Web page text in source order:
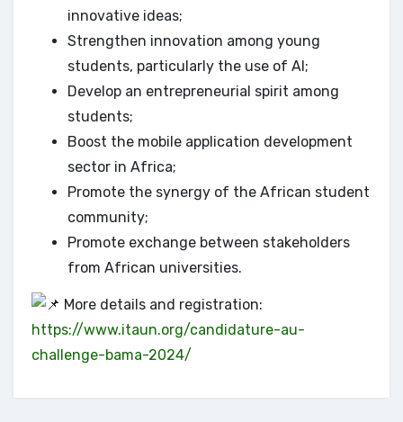
innovative ideas;
Strengthen innovation among young
students, particularly the use of AI;
Develop an entrepreneurial spirit among
students;
Boost the mobile application development
sector in Africa;
Promote the synergy of the African student
community;
Promote exchange between stakeholders
from African universities.
More details and registration:
https://www.itaun.org/candidature-au-
challenge-bama-2024/